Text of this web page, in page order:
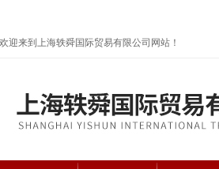
欢迎来到上海轶舜国际贸易有限公司网站！